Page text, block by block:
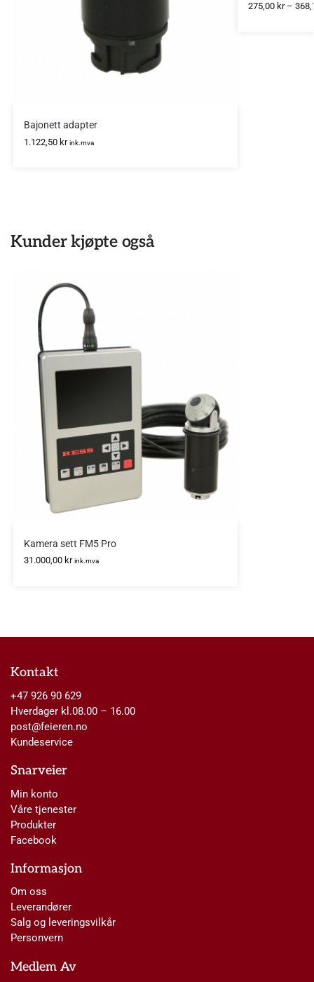
Bajonett adapter
1.122,50 kr ink.mva
275,00 kr –
Kunder kjøpte også
Kamera sett FM5 Pro
31.000,00 kr ink.mva
Kontakt
+47 926 90 629
Hverdager kl.08.00 – 16.00
post@feieren.no
Kundeservice
Snarveier
Min konto
Våre tjenester
Produkter
Facebook
Informasjon
Om oss
Leverandører
Salg og leveringsvilkår
Personvern
Medlem Av